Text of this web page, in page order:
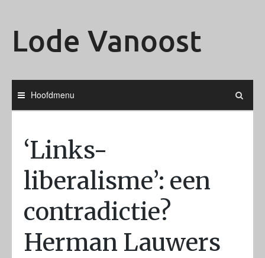
Lode Vanoost
Hoofdmenu
‘Links-
liberalisme’: een
contradictie?
Herman Lauwers